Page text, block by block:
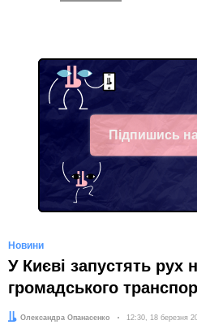
Підпишись
Facebook
Новини
У Києві запустять рух
громадського
Автор:
Олександра Опанасенко Дата:
12:30, 18 березня